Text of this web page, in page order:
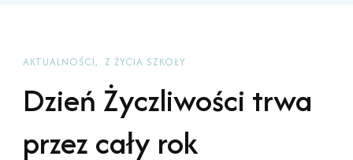
AKTUALNOŚCI Z ŻYCIA SZKOŁY
Dzień Życzliwości trwa
przez cały rok